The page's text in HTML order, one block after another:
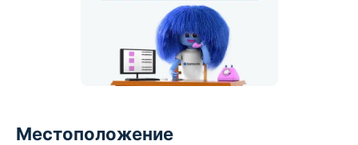
Местоположение